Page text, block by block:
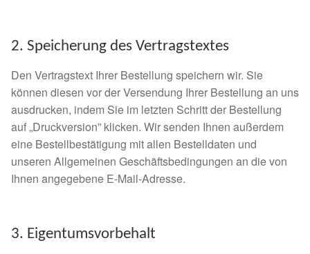
Januar bis Juni 2022
Spenden 2021
Juli bis Dezember 2021
Fördermitgliedschaft
Auslandstierschutz
2. Speicherung des Vertragstextes
Den Vertragstext Ihrer Bestellung speichern wir. Sie
können diesen vor der Versendung Ihrer Bestellung an uns
ausdrucken, indem Sie im letzten Schritt der Bestellung
auf „Druckversion” klicken. Wir senden Ihnen außerdem
eine Bestellbestätigung mit allen Bestelldaten und
unseren Allgemeinen Geschäftsbedingungen an die von
Ihnen angegebene E-Mail-Adresse.
3. Eigentumsvorbehalt